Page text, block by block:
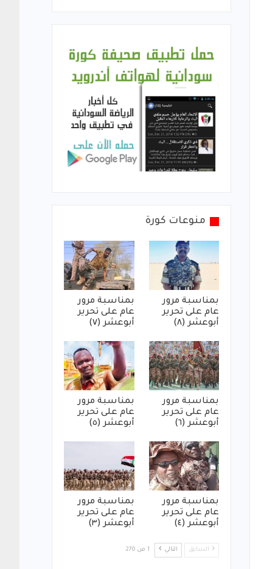
منوعات كورة
بمناسبة مرور
عام على تحرير
أبوعشر (٨)
بمناسبة مرور
عام على تحرير
أبوعشر (٧)
بمناسبة مرور
عام على تحرير
أبوعشر (٦)
بمناسبة مرور
عام على تحرير
أبوعشر (٥)
بمناسبة مرور
عام على تحرير
أبوعشر (٤)
بمناسبة مرور
عام على تحرير
أبوعشر (٣)
السابق التالي 1 من 270